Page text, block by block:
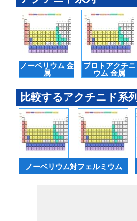
ノーベリウム 金
属
プロトアクチニ
ウム 金属
比較するアクチニド系列
ノーベリウム対フェルミウム